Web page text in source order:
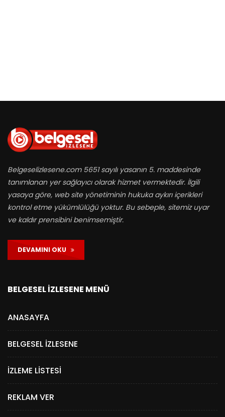
Belgeselizlesene.com 5651 sayılı yasanın 5. maddesinde
tanımlanan yer sağlayıcı olarak hizmet vermektedir. İlgili
yasaya göre, web site yönetiminin hukuka aykırı içerikleri
kontrol etme yükümlülüğü yoktur. Bu sebeple, sitemiz uyar
ve kaldır prensibini benimsemiştir.
DEVAMINI OKU
BELGESEL İZLESENE MENÜ
ANASAYFA
BELGESEL İZLESENE
İZLEME LISTESI
REKLAM VER